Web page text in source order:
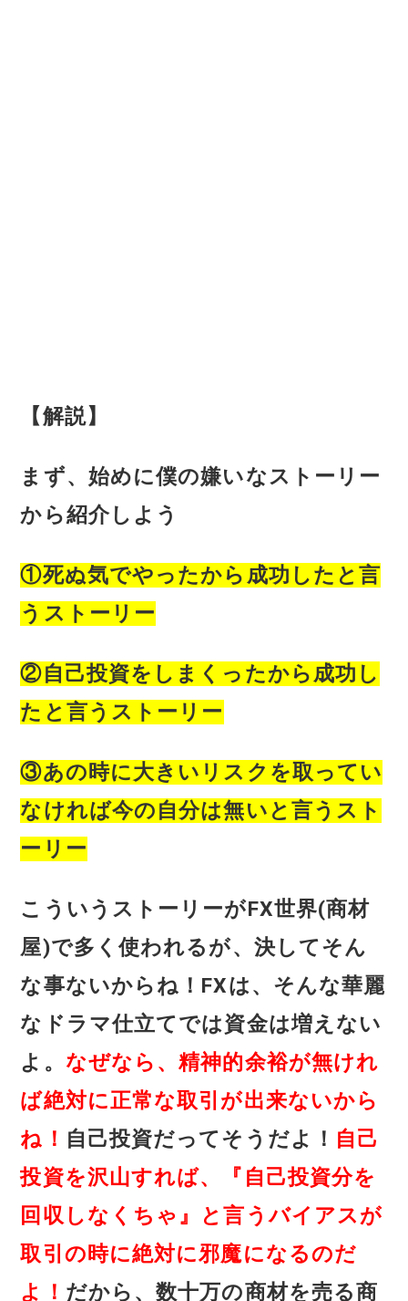
【解説】
まず、始めに僕の嫌いなストーリー
から紹介しよう
①死ぬ気でやったから成功したと言
うストーリー
②自己投資をしまくったから成功し
たと言うストーリー
③あの時に大きいリスクを取ってい
なければ今の自分は無いと言うスト
ーリー
こういうストーリーがFX世界(商材
屋)で多く使われるが、決してそん
な事ないからね！FXは、そんな華麗
なドラマ仕立てでは資金は増えない
よ。 なぜなら、精神的余裕が無けれ
ば絶対に正常な取引が出来ないから
ね！ 自己投資だってそうだよ！ 自己
投資を沢山すれば、『自己投資分を
回収しなくちゃ』と言うバイアスが
取引の時に絶対に邪魔になるのだ
よ！ だから、数十万の商材を売る商